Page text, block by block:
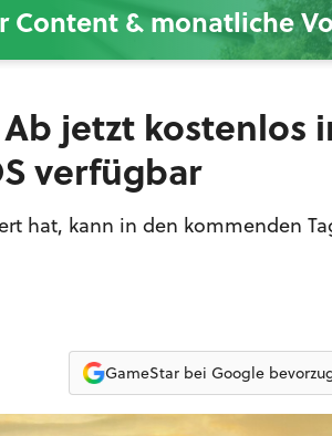
Content & monatliche
jetzt kostenlos
verfügbar
hat, kann in den kommenden
GameStar bei Google